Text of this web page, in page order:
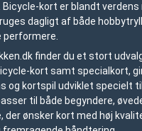
Bicycle-kort er blandt
dagligt af både
performere.
finder du et stort
kort samt specialkort,
og kortspil udviklet specielt
til både begyndere,
der ønsker kort med høj